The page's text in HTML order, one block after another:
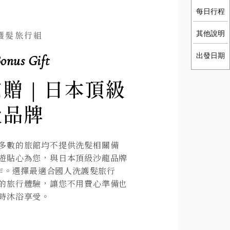
每日行程
其他說明
出發日期
髮旅行組
Gift
｜日本頂級
牌
數的旅館均不提供洗髮相關備
貼心為您，與日本頂級沙龍品牌
選擇最適合國人洗護髮旅行
旅行體驗，讓您不用費心準備也
沐浴享受。